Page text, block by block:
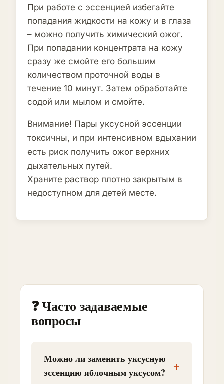
При работе с эссенцией избегайте
попадания жидкости на кожу и в глаза
– можно получить химический ожог.
При попадании концентрата на кожу
сразу же смойте его большим
количеством проточной воды в
течение 10 минут. Затем обработайте
содой или мылом и смойте.
Внимание! Пары уксусной эссенции
токсичны, и при интенсивном вдыхании
есть риск получить ожог верхних
дыхательных путей.
Храните раствор плотно закрытым в
недоступном для детей месте.
❓ Часто задаваемые
вопросы
Можно ли заменить уксусную
эссенцию яблочным уксусом?
+